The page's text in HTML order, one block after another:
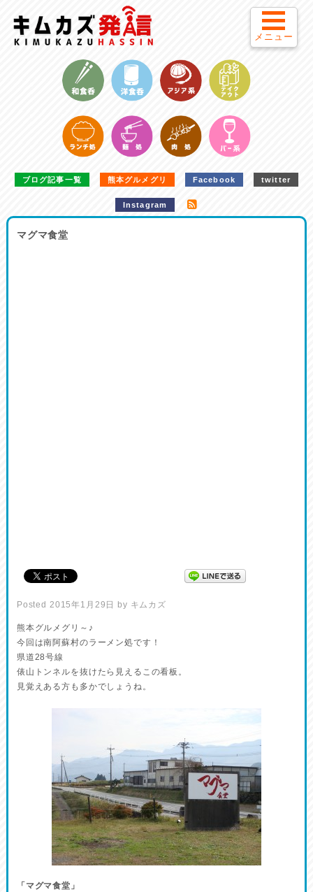
ブログ記事一覧 熊本グルメグリ Facebook twitter
Instagram
マグマ食堂
Posted 2015年1月29日 by キムカズ
熊本グルメグリ～♪
今回は南阿蘇村のラーメン処です！
県道28号線
俵山トンネルを抜けたら見えるこの看板。
見覚えある方も多かでしょうね。
「マグマ食堂」
メニュー